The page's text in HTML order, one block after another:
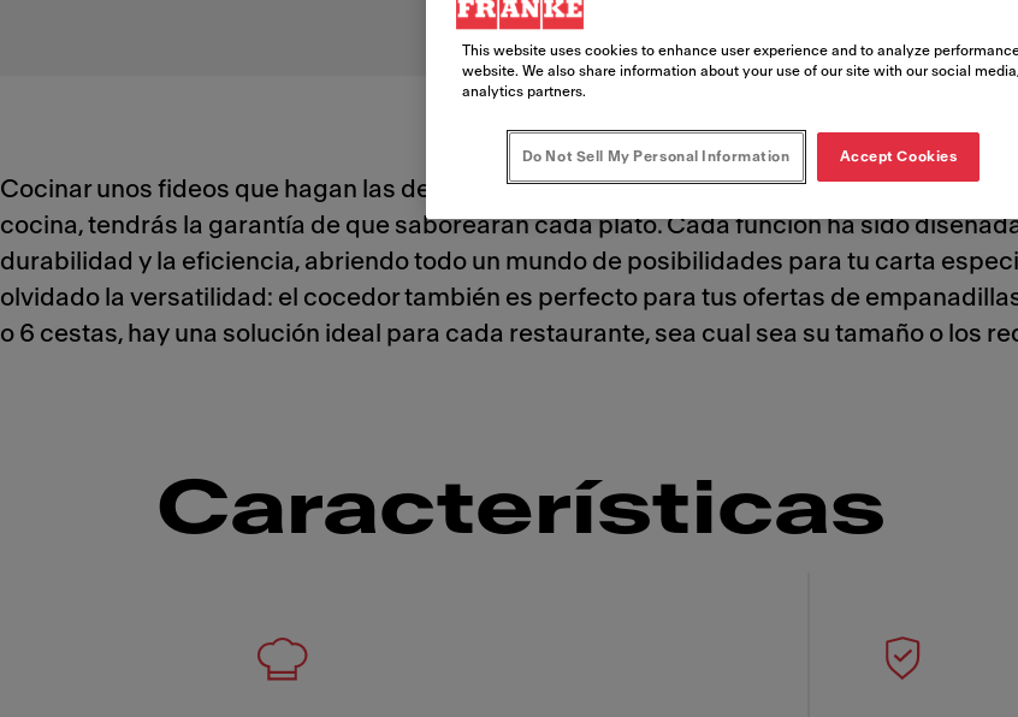
Cocinar unos fideos que hagan las delicias de tus clientes es todo un arte. Y con el
cocina, tendrás la garantía de que saborearán cada plato. Cada función ha sido
durabilidad y la eficiencia, abriendo todo un mundo de posibilidades para tu carta
olvidado la versatilidad: el cocedor también es perfecto para tus ofertas de
o 6 cestas, hay una solución ideal para cada restaurante, sea cual sea su tamaño o los
Características
This website uses cookies to enhance user experience and to analyze
website. We also share information about your use of our site with our social
analytics partners.
Do Not Sell My Personal Information Accept Cookies